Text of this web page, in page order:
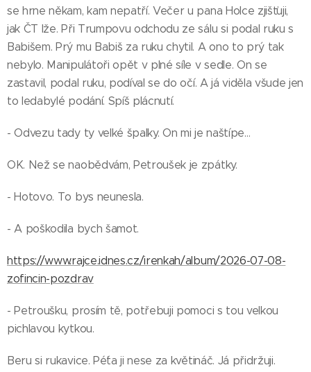
se hrne někam, kam nepatří. Večer u pana Holce zjišťuji,
jak ČT lže. Při Trumpovu odchodu ze sálu si podal ruku s
Babišem. Prý mu Babiš za ruku chytil. A ono to prý tak
nebylo. Manipulátoři opět v plné síle v sedle. On se
zastavil, podal ruku, podíval se do očí. A já viděla všude jen
to ledabylé podání. Spíš plácnutí.
- Odvezu tady ty velké špalky. On mi je naštípe…
OK. Než se naobědvám, Petroušek je zpátky.
- Hotovo. To bys neunesla.
- A poškodila bych šamot.
https://www.rajce.idnes.cz/irenkah/album/2026-07-08-
zofincin-pozdrav
- Petroušku, prosím tě, potřebuji pomoci s tou velkou
pichlavou kytkou.
Beru si rukavice. Pé´ta ji nese za květináč. Já přidržuji.